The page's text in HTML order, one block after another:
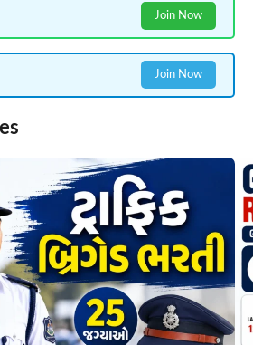
Join Now
Join Now